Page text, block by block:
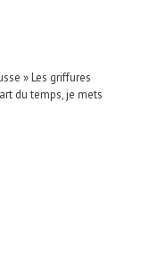
» Les griffures
du temps, je mets